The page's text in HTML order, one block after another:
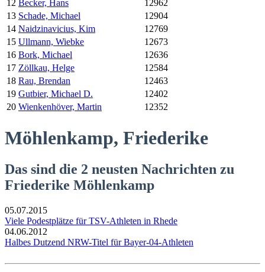
12 Becker, Hans
12962
13 Schade, Michael
12904
14 Naidzinavicius, Kim
12769
15 Ullmann, Wiebke
12673
16 Bork, Michael
12636
17 Zöllkau, Helge
12584
18 Rau, Brendan
12463
19 Gutbier, Michael D.
12402
20 Wienkenhöver, Martin 12352
Möhlenkamp, Friederike
Das sind die 2 neusten Nachrichten zu
Friederike Möhlenkamp
05.07.2015
Viele Podestplätze für TSV-Athleten in Rhede
04.06.2012
Halbes Dutzend NRW-Titel für Bayer-04-Athleten